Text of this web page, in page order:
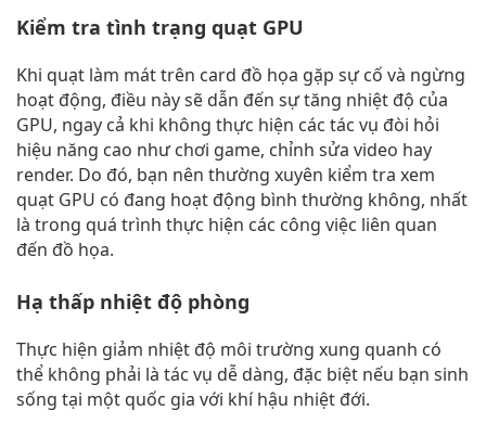
Kiểm tra tình trạng quạt GPU
Khi quạt làm mát trên card đồ họa gặp sự cố và ngừng
hoạt động, điều này sẽ dẫn đến sự tăng nhiệt độ của
GPU, ngay cả khi không thực hiện các tác vụ đòi hỏi
hiệu năng cao như chơi game, chỉnh sửa video hay
render. Do đó, bạn nên thường xuyên kiểm tra xem
quạt GPU có đang hoạt động bình thường không, nhất
là trong quá trình thực hiện các công việc liên quan
đến đồ họa.
Hạ thấp nhiệt độ phòng
Thực hiện giảm nhiệt độ môi trường xung quanh có
thể không phải là tác vụ dễ dàng, đặc biệt nếu bạn sinh
sống tại một quốc gia với khí hậu nhiệt đới.